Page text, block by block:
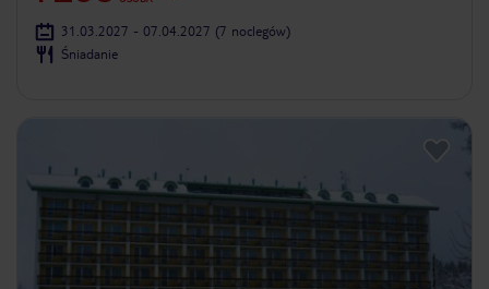
31.03.2027 - 07.04.2027 (7 noclegów)
Śniadanie